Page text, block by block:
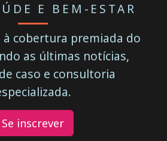
E BEM-ESTAR
à cobertura premiada do
as últimas notícias,
caso e consultoria
Se inscrever